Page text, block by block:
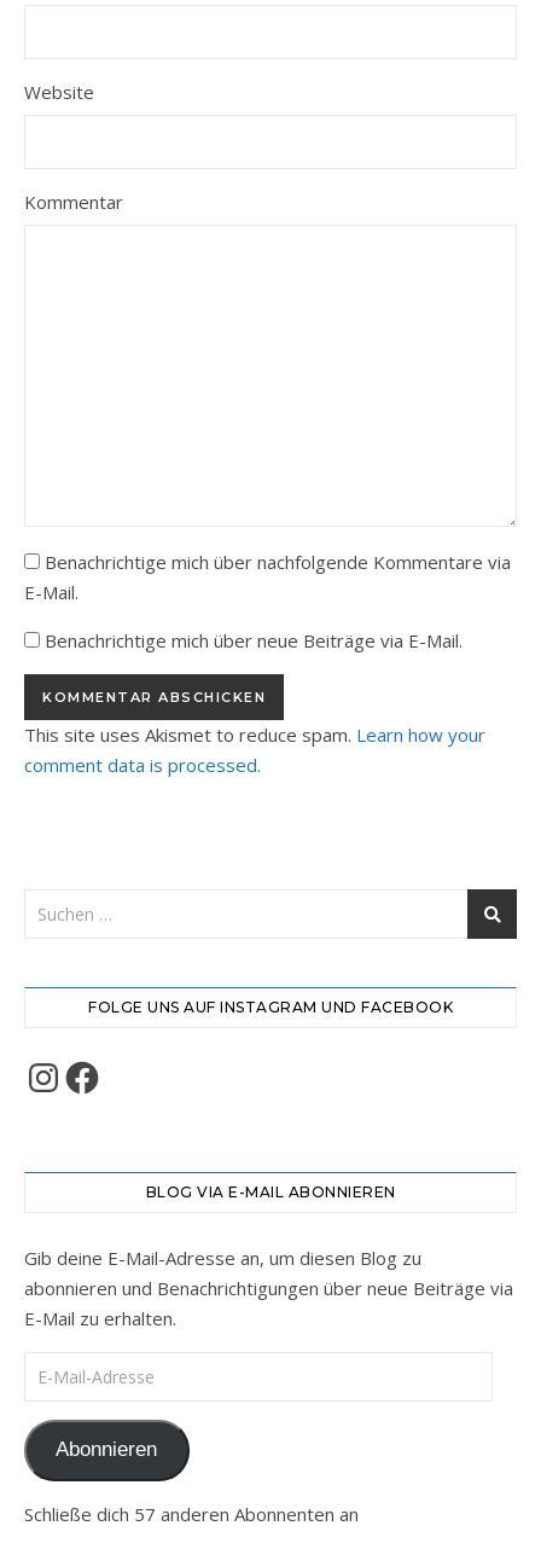
Website
Kommentar
Benachrichtige mich über nachfolgende Kommentare via
E-Mail.
Benachrichtige mich über neue Beiträge via E-Mail.
This site uses Akismet to reduce spam. Learn how your
comment data is processed.
FOLGE UNS AUF INSTAGRAM UND FACEBOOK
Instagram
Facebook
BLOG VIA E-MAIL ABONNIEREN
Gib deine E-Mail-Adresse an, um diesen Blog zu
abonnieren und Benachrichtigungen über neue Beiträge via
E-Mail zu erhalten.
E-Mail-Adresse
Abonnieren
Schließe dich 57 anderen Abonnenten an